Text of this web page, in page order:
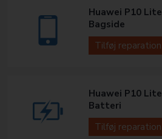
Huawei P10 Lite
Bagside
Tilføj reparation
Huawei P10 Lite
Batteri
Tilføj reparation